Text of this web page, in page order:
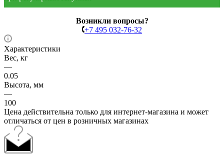
Возникли вопросы?
+7 495 032-76-32
Характеристики
Вес, кг
—
0.05
Высота, мм
—
100
Цена действительна только для интернет-магазина и может
отличаться от цен в розничных магазинах